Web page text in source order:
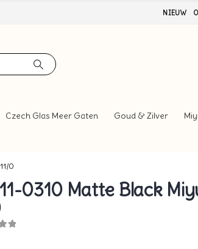
NIEUW
Czech Glas Meer Gaten Goud & Zilver
0
0310 Matte Black